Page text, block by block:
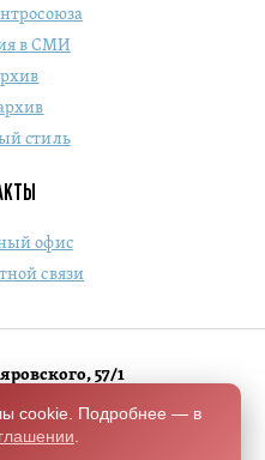
в СМИ
стиль
офис
связи
57/1
1803
cookie. Подробнее — в